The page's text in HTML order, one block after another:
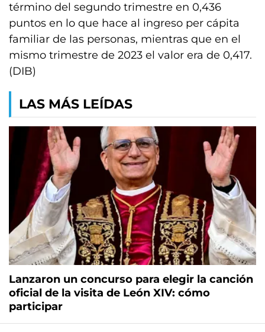
término del segundo trimestre en 0,436
puntos en lo que hace al ingreso per cápita
familiar de las personas, mientras que en el
mismo trimestre de 2023 el valor era de 0,417.
(DIB)
LAS MÁS LEÍDAS
Lanzaron un concurso para elegir la canción
oficial de la visita de León XIV: cómo
participar